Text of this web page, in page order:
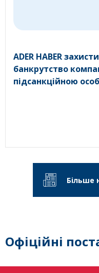
ADER HABER
банкрутство
підсанкційною
Більше
Офіційні